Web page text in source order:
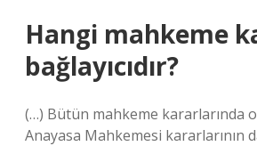
Hangi mahkeme
bağlayıcıdır?
(…) Bütün mahkeme kararlarında
Anayasa Mahkemesi kararlarının